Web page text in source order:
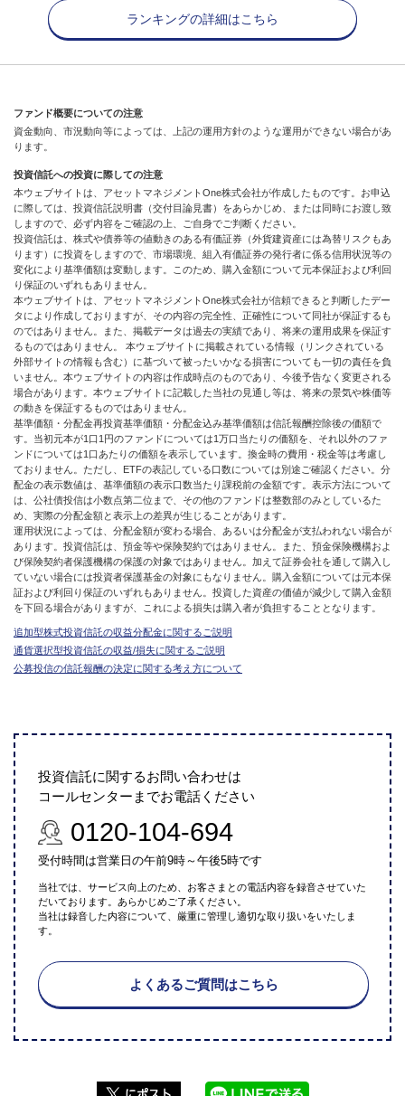
ランキングの詳細はこちら
ファンド概要についての注意
資金動向、市況動向等によっては、上記の運用方針のような運用ができない場合があ
ります。
投資信託への投資に際しての注意
本ウェブサイトは、アセットマネジメントOne株式会社が作成したものです。お申込
に際しては、投資信託説明書（交付目論見書）をあらかじめ、または同時にお渡し致
しますので、必ず内容をご確認の上、ご自身でご判断ください。
投資信託は、株式や債券等の値動きのある有価証券（外貨建資産には為替リスクもあ
ります）に投資をしますので、市場環境、組入有価証券の発行者に係る信用状況等の
変化により基準価額は変動します。このため、購入金額について元本保証および利回
り保証のいずれもありません。
本ウェブサイトは、アセットマネジメントOne株式会社が信頼できると判断したデー
タにより作成しておりますが、その内容の完全性、正確性について同社が保証するも
のではありません。また、掲載データは過去の実績であり、将来の運用成果を保証す
るものではありません。 本ウェブサイトに掲載されている情報（リンクされている
外部サイトの情報も含む）に基づいて被ったいかなる損害についても一切の責任を負
いません。本ウェブサイトの内容は作成時点のものであり、今後予告なく変更される
場合があります。本ウェブサイトに記載した当社の見通し等は、将来の景気や株価等
の動きを保証するものではありません。
基準価額・分配金再投資基準価額・分配金込み基準価額は信託報酬控除後の価額で
す。当初元本が1口1円のファンドについては1万口当たりの価額を、それ以外のファ
ンドについては1口あたりの価額を表示しています。換金時の費用・税金等は考慮し
ておりません。ただし、ETFの表記している口数については別途ご確認ください。分
配金の表示数値は、基準価額の表示口数当たり課税前の金額です。表示方法について
は、公社債投信は小数点第二位まで、その他のファンドは整数部のみとしているた
め、実際の分配金額と表示上の差異が生じることがあります。
運用状況によっては、分配金額が変わる場合、あるいは分配金が支払われない場合が
あります。投資信託は、預金等や保険契約ではありません。また、預金保険機構およ
び保険契約者保護機構の保護の対象ではありません。加えて証券会社を通して購入し
ていない場合には投資者保護基金の対象にもなりません。購入金額については元本保
証および利回り保証のいずれもありません。投資した資産の価値が減少して購入金額
を下回る場合がありますが、これによる損失は購入者が負担することとなります。
追加型株式投資信託の収益分配金に関するご説明
通貨選択型投資信託の収益/損失に関するご説明
公募投信の信託報酬の決定に関する考え方について
投資信託に関するお問い合わせは
コールセンターまでお電話ください
0120-104-694
受付時間は営業日の午前9時～午後5時です
当社では、サービス向上のため、お客さまとの電話内容を録音させていた
だいております。あらかじめご了承ください。
当社は録音した内容について、厳重に管理し適切な取り扱いをいたしま
す。
よくあるご質問はこちら